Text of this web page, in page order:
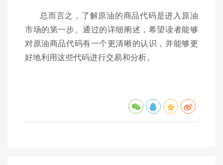
总而言之，了解原油的商品代码是进入原油
市场的第一步。通过的详细阐述，希望读者能够
对原油商品代码有一个更清晰的认识，并能够更
好地利用这些代码进行交易和分析。